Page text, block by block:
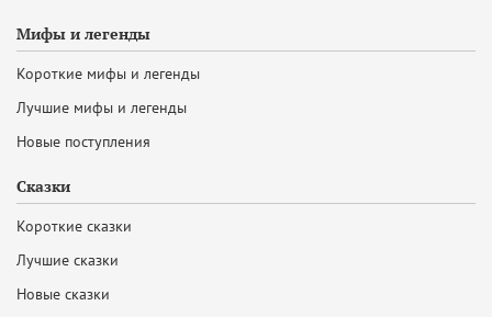
Мифы и легенды
Короткие мифы и легенды
Лучшие мифы и легенды
Новые поступления
Сказки
Короткие сказки
Лучшие сказки
Новые сказки